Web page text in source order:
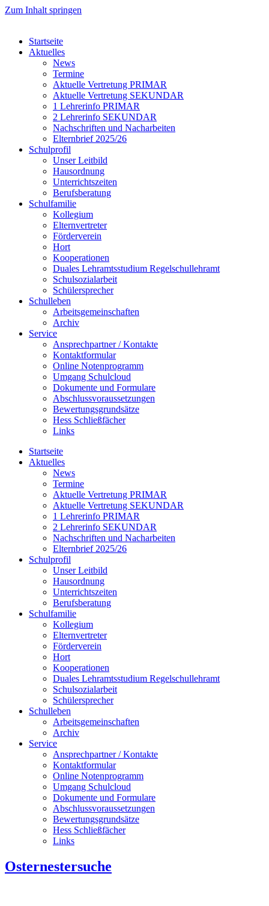
Zum Inhalt springen
Startseite
Aktuelles
News
Termine
Aktuelle Vertretung PRIMAR
Aktuelle Vertretung SEKUNDAR
1 Lehrerinfo PRIMAR
2 Lehrerinfo SEKUNDAR
Nachschriften und Nacharbeiten
Elternbrief 2025/26
Schulprofil
Unser Leitbild
Hausordnung
Unterrichtszeiten
Berufsberatung
Schulfamilie
Kollegium
Elternvertreter
Förderverein
Hort
Kooperationen
Duales Lehramtsstudium Regelschullehramt
Schulsozialarbeit
Schülersprecher
Schulleben
Arbeitsgemeinschaften
Archiv
Service
Ansprechpartner / Kontakte
Kontaktformular
Online Notenprogramm
Umgang Schulcloud
Dokumente und Formulare
Abschlussvoraussetzungen
Bewertungsgrundsätze
Hess Schließfächer
Links
Startseite
Aktuelles
News
Termine
Aktuelle Vertretung PRIMAR
Aktuelle Vertretung SEKUNDAR
1 Lehrerinfo PRIMAR
2 Lehrerinfo SEKUNDAR
Nachschriften und Nacharbeiten
Elternbrief 2025/26
Schulprofil
Unser Leitbild
Hausordnung
Unterrichtszeiten
Berufsberatung
Schulfamilie
Kollegium
Elternvertreter
Förderverein
Hort
Kooperationen
Duales Lehramtsstudium Regelschullehramt
Schulsozialarbeit
Schülersprecher
Schulleben
Arbeitsgemeinschaften
Archiv
Service
Ansprechpartner / Kontakte
Kontaktformular
Online Notenprogramm
Umgang Schulcloud
Dokumente und Formulare
Abschlussvoraussetzungen
Bewertungsgrundsätze
Hess Schließfächer
Links
Osternestersuche